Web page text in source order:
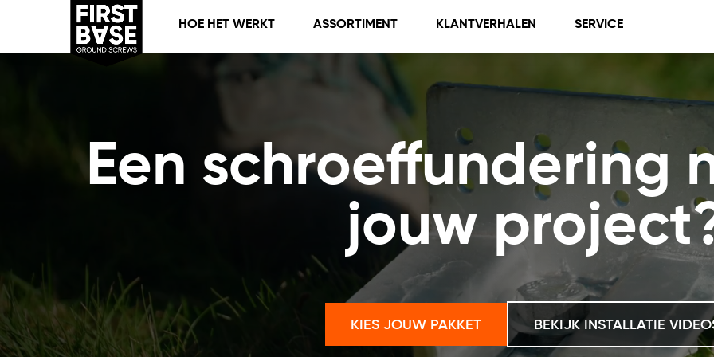
HOE HET WERKT ASSORTIMENT KLANTVERHALEN SERVICE
Een schroeffundering
jouw
KIES JOUW PAKKET BEKIJK INSTALLATIE